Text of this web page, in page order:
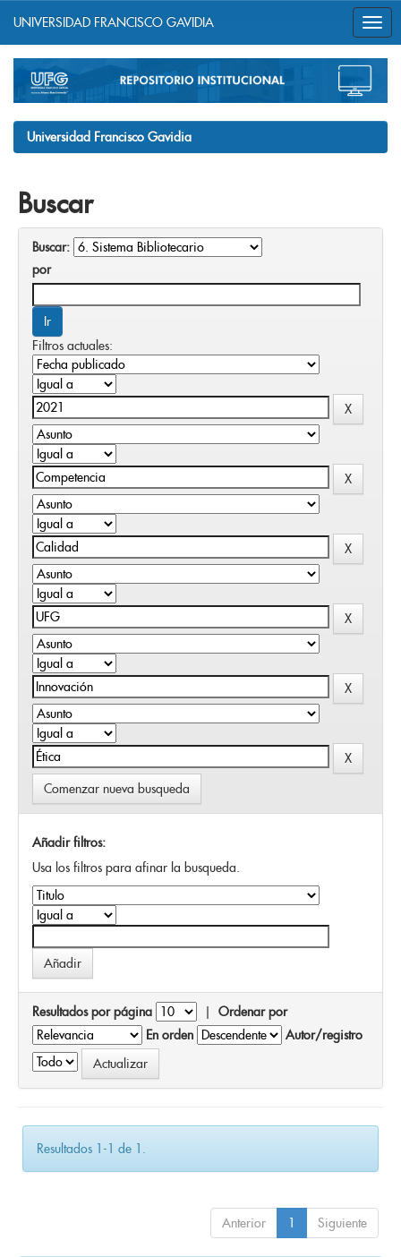
navigation
UNIVERSIDAD FRANCISCO GAVIDIA
Universidad Francisco Gavidia
Buscar
Buscar:
por
Filtros actuales:
Comenzar nueva busqueda
Añadir filtros:
Usa los filtros para afinar la busqueda.
Resultados por página | Ordenar por
En orden
Autor/registro
Resultados 1-1 de 1.
Anterior 1 Siguiente